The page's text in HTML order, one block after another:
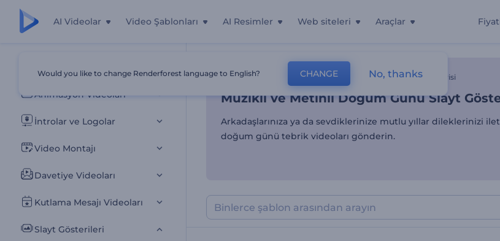
AI Videolar Video Şablonları AI Resimler Web siteleri Araçlar
Tüm Şablonlar
Animasyon Videoları
İntrolar ve Logolar
Video Montajı
Davetiye Videoları
Kutlama Mesajı Videoları
Slayt Gösterileri
Müzikli ve Metinli Doğum
Ana Sayfa Slayt Gösterileri Mutlu Yıllar Slayt Gösterisi
Müzikli ve Metinli Doğum Günü Slayt
Arkadaşlarınıza ya da sevdiklerinize mutlu yıllar dileklerinizi
doğum günü tebrik videoları gönderin.
Would you like to change Renderforest language to English? CHANGE No, thanks